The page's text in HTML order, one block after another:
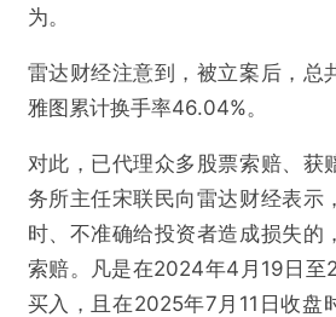
为。
雷达财经注意到，被立案后，总
雅图累计换手率46.04%。
对此，已代理众多股票索赔、获
务所主任宋联民向雷达财经表示
时、不准确给投资者造成损失的
索赔。凡是在2024年4月19日至
买入，且在2025年7月11日收盘